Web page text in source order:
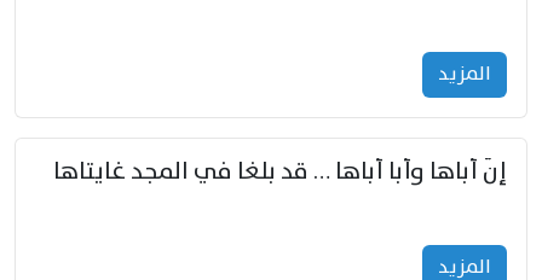
المزید
إنّ أباها وأبا أباها … قد بلغا في المجد غايتاها
المزید